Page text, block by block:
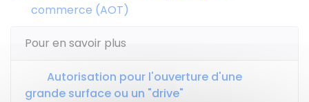
commerce (AOT)
Pour en savoir plus
Autorisation pour l'ouverture d'une
grande surface ou un "drive"